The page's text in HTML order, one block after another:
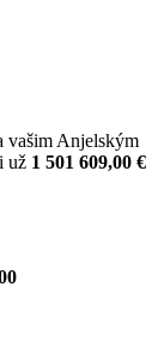
vašim Anjelským
už 1 501 609,00 €